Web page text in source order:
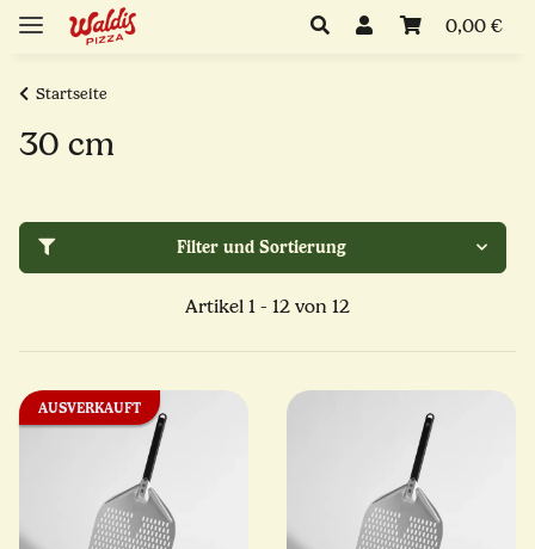
0,00 €
Startseite
30 cm
Filter und Sortierung
Artikel 1 - 12 von 12
AUSVERKAUFT